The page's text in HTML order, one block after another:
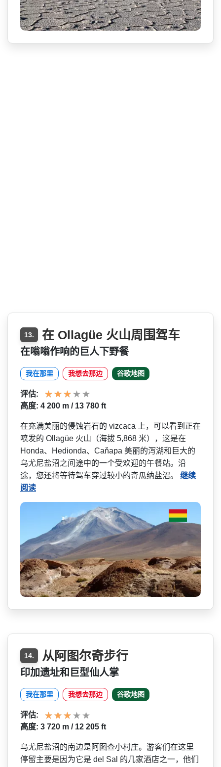
13. 在 Ollagüe 火山周围驾车
在嗡嗡作响的巨人下野餐
我在那里 我想去那边 谷歌地图
评估:
高度: 4 200 m / 13 780 ft
在充满美丽的侵蚀岩石的 vizcaca 上，可以看到正在
喷发的 Ollagüe 火山（海拔 5,868 米），这是在
Honda、Hedionda、Ca­ňapa 美丽的泻湖和巨大的
乌尤尼盐­沼之间途中的一个受欢迎的午餐站。沿
途，您还将等待­驾车穿过较小的奇瓜纳盐沼。 继续
阅读
14. 从阿图尔奇步行
印加遗址和巨型仙人掌
我在那里 我想去那边 谷歌地图
评估:
高度: 3 720 m / 12 205 ft
乌尤尼盐沼的南边是阿图查小­村庄。游客们在这里
停留主要是因为它是 del Sal 的几家酒店之一，他们